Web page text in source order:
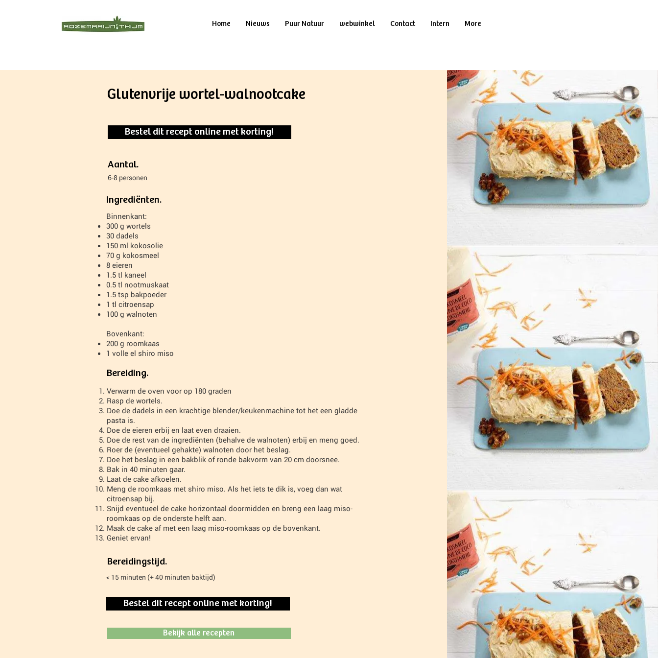
Home Nieuws Puur Natuur webwinkel Contact Intern More
Glutenvrije wortel-walnootcake
Bestel dit recept online met korting!
Aantal.
6-8 personen
Ingrediënten.
Binnenkant:
300 g wortels
30 dadels
150 ml kokosolie
70 g kokosmeel
8 eieren
1.5 tl kaneel
0.5 tl nootmuskaat
1.5 tsp bakpoeder
1 tl citroensap
100 g walnoten
Bovenkant:
200 g roomkaas
1 volle el shiro miso
Bereiding.
Verwarm de oven voor op 180 graden
Rasp de wortels.
Doe de dadels in een krachtige blender/keukenmachine tot het een gladde
pasta is.
Doe de eieren erbij en laat even draaien.
Doe de rest van de ingrediënten (behalve de walnoten) erbij en meng goed.
Roer de (eventueel gehakte) walnoten door het beslag.
Doe het beslag in een bakblik of ronde bakvorm van 20 cm doorsnee.
Bak in 40 minuten gaar.
Laat de cake afkoelen.
Meng de roomkaas met shiro miso. Als het iets te dik is, voeg dan wat
citroensap bij.
Snijd eventueel de cake horizontaal doormidden en breng een laag miso-
roomkaas op de onderste helft aan.
Maak de cake af met een laag miso-roomkaas op de bovenkant.
Geniet ervan!
Bereidingstijd.
< 15 minuten (+ 40 minuten baktijd)
Bestel dit recept online met korting!
Bekijk alle recepten